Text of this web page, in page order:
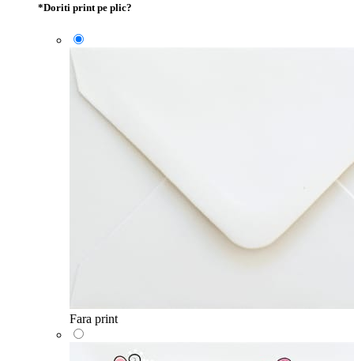
*Doriti print pe plic?
Fara print